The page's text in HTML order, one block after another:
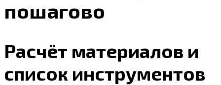
пошагово
Расчёт материалов и
список инструментов